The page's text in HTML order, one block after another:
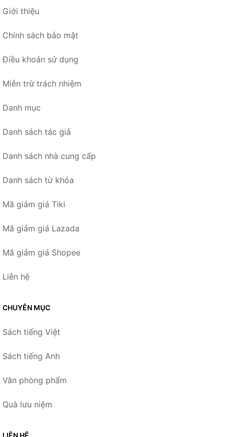
Giới thiệu
Chính sách bảo mật
Điều khoản sử dụng
Miễn trừ trách nhiệm
Danh mục
Danh sách tác giả
Danh sách nhà cung cấp
Danh sách từ khóa
Mã giảm giá Tiki
Mã giảm giá Lazada
Mã giảm giá Shopee
Liên hệ
CHUYÊN MỤC
Sách tiếng Việt
Sách tiếng Anh
Văn phòng phẩm
Quà lưu niệm
LIÊN HỆ